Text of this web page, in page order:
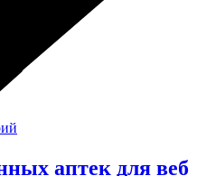
аптек для веб